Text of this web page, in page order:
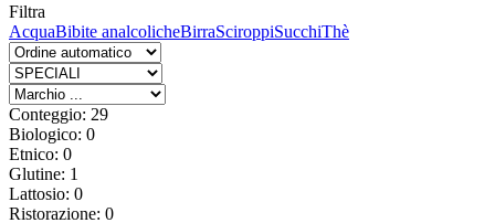
Filtra
AcquaBibite analcolicheBirraSciroppiSucchiThè
Conteggio: 29
Biologico: 0
Etnico: 0
Glutine: 1
Lattosio: 0
Ristorazione: 0